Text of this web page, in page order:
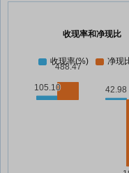
收现率和净现比